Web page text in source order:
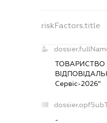
riskFactors.title
Сервіс-2026"
-